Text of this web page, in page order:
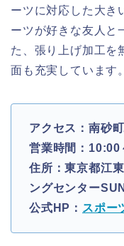
ーツに対応した大き
ーツが好きな友人と
た、張り上げ加工を
面も充実しています。
アクセス：南砂
営業時間：10:00
住所：東京都江
ングセンター
公式HP： スポー